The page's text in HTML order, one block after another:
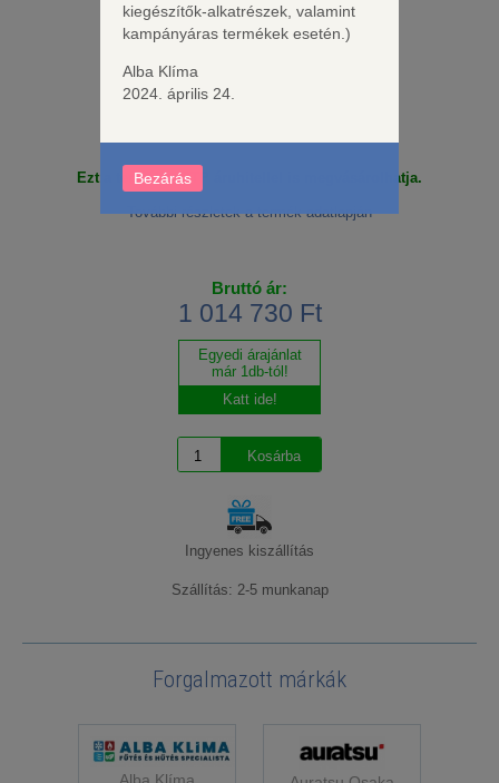
Tulajdonságok:
Jótállási idő: 120 hónap*
Ezt a terméket OTP áruhitellel is megvásárolhatja.
További részletek a termék adatlapján
Bruttó ár:
1 014 730 Ft
Egyedi árajánlat
már 1db-tól!
Katt ide!
Ingyenes kiszállítás
Szállítás: 2-5 munkanap
Forgalmazott márkák
Alba Klíma
kiegészítők-alkatrészek, valamint
kampányáras termékek esetén.)
Alba Klíma
2024. április 24.
Bezárás